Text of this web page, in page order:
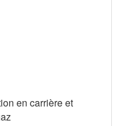
en carrière et